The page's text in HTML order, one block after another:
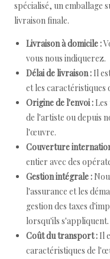
spécialisé, un emballage
livraison finale.
Livraison à domicile :
vous nous indiquerez.
Délai de livraison : Il
et les caractéristiques
Origine de l'envoi :
de l'artiste ou depuis
l'œuvre.
Couverture
entier avec des
Gestion intégrale :
l'assurance et les
gestion des taxes
lorsqu'ils s'appliquent.
Coût du transport : Il
caractéristiques de